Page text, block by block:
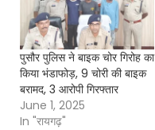
पुसौर पुलिस ने बाइक चोर गिरोह का
किया भंडाफोड़, 9 चोरी की बाइक
बरामद, 3 आरोपी गिरफ्तार
June 1, 2025
In "रायगढ़"